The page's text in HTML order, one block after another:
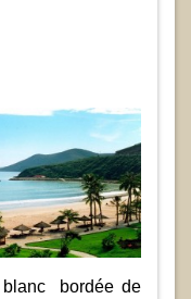
blanc bordée de